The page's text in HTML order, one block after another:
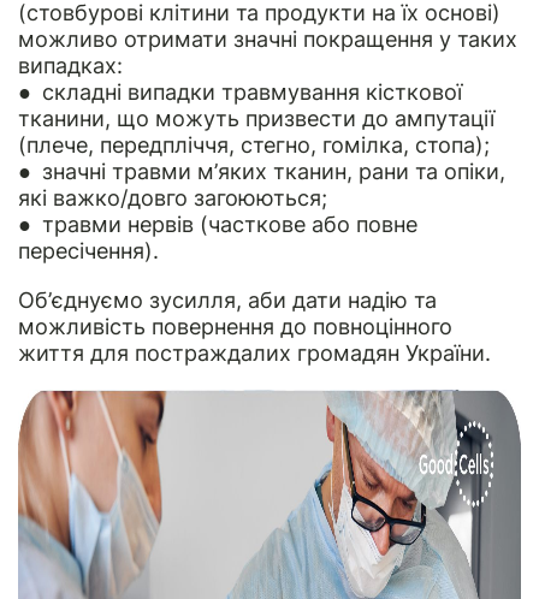
(стовбурові клітини та продукти на їх основі)
можливо отримати значні покращення у таких
випадках:
● складні випадки травмування кісткової
тканини, що можуть призвести до ампутації
(плече, передпліччя, стегно, гомілка, стопа);
● значні травми м’яких тканин, рани та опіки,
які важко/довго загоюються;
● травми нервів (часткове або повне
пересічення).
Об’єднуємо зусилля, аби дати надію та
можливість повернення до повноцінного
життя для постраждалих громадян України.